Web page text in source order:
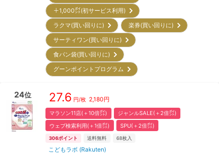
＋1,000㌽(初サービス利用)
ラクマ(買い回りに)
楽券(買い回りに)
サーティワン(買い回りに)
食パン袋(買い回りに)
グーンポイントプログラム
24位 27.6 円/枚 2,180円
マラソン11店(＋10倍㌽)
ジャンルSALE(＋2倍㌽)
ウェブ検索利用(＋1倍㌽)
SPU(＋2倍㌽)
306ポイント 送料無料 68枚入
こどもラボ (Rakuten)